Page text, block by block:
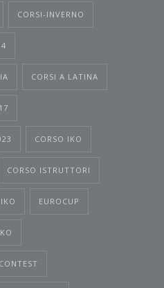
CORSI-INVERNO
CORSI A LATINA
CORSO IKO
CORSO ISTRUTTORI
EUROCUP